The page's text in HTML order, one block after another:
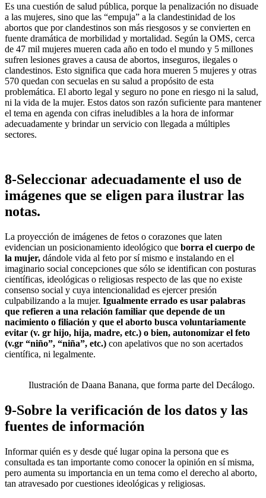
Es una cuestión de salud pública, porque la penalización no disuade
a las mujeres, sino que las “empuja” a la clandestinidad de los
abortos que por clandestinos son más riesgosos y se convierten en
fuente dramática de morbilidad y mortalidad. Según la OMS, cerca
de 47 mil mujeres mueren cada año en todo el mundo y 5 millones
sufren lesiones graves a causa de abortos, inseguros, ilegales o
clandestinos. Esto significa que cada hora mueren 5 mujeres y otras
570 quedan con secuelas en su salud a propósito de esta
problemática. El aborto legal y seguro no pone en riesgo ni la salud,
ni la vida de la mujer. Estos datos son razón suficiente para mantener
el tema en agenda con cifras ineludibles a la hora de informar
adecuadamente y brindar un servicio con llegada a múltiples
sectores.
8-Seleccionar adecuadamente el uso de
imágenes que se eligen para ilustrar las
notas.
La proyección de imágenes de fetos o corazones que laten
evidencian un posicionamiento ideológico que borra el cuerpo de
la mujer, dándole vida al feto por sí mismo e instalando en el
imaginario social concepciones que sólo se identifican con posturas
científicas, ideológicas o religiosas respecto de las que no existe
consenso social y cuya intencionalidad es ejercer presión
culpabilizando a la mujer. Igualmente errado es usar palabras
que refieren a una relación familiar que depende de un
nacimiento o filiación y que el aborto busca voluntariamente
evitar (v. gr hijo, hija, madre, etc.) o bien, autonomizar el feto
(v.gr “niño”, “niña”, etc.) con apelativos que no son acertados
científica, ni legalmente.
Ilustración de Daana Banana, que forma parte del Decálogo.
9-Sobre la verificación de los datos y las
fuentes de información
Informar quién es y desde qué lugar opina la persona que es
consultada es tan importante como conocer la opinión en sí misma,
pero aumenta su importancia en un tema como el derecho al aborto,
tan atravesado por cuestiones ideológicas y religiosas.